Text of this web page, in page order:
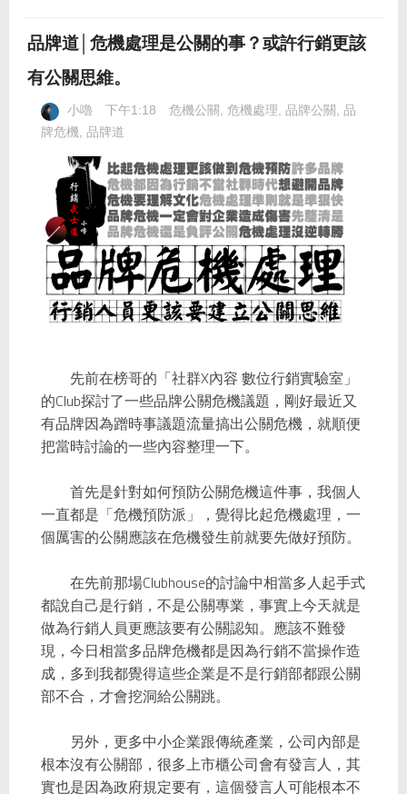
品牌道│危機處理是公關的事？或許行銷更該
有公關思維。
小嚕 下午1:18 危機公關 危機處理 品牌公關
品
牌危機 品牌道
先前在榜哥的「社群X內容 數位行銷實驗室 」
的Club探討了一些品牌公關危機議題，剛好最近又
有品牌因為蹭時事議題流量搞出公關危機，就順便
把當時討論的一些內容整理一下。
首先是針對如何預防公關危機這件事，我個人
一直都是「危機預防派」，覺得比起危機處理，一
個厲害的公關應該在危機發生前就要先做好預防。
在先前那場Clubhouse的討論中相當多人起手式
都說自己是行銷，不是公關專業，事實上今天就是
做為行銷人員更應該要有公關認知。應該不難發
現，今日相當多品牌危機都是因為行銷不當操作造
成，多到我都覺得這些企業是不是行銷部都跟公關
部不合，才會挖洞給公關跳。
另外，更多中小企業跟傳統產業，公司內部是
根本沒有公關部，很多上市櫃公司會有發言人，其
實也是因為政府規定要有，這個發言人可能根本不